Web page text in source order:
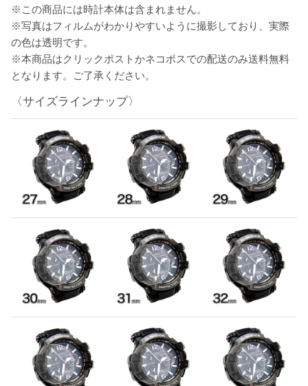
※この商品には時計本体は含まれません。
※写真はフィルムがわかりやすいように撮影しており、実際
の色は透明です。
※本商品はクリックポストかネコポスでの配送のみ送料無料
となります。ご了承ください。
〈サイズラインナップ〉